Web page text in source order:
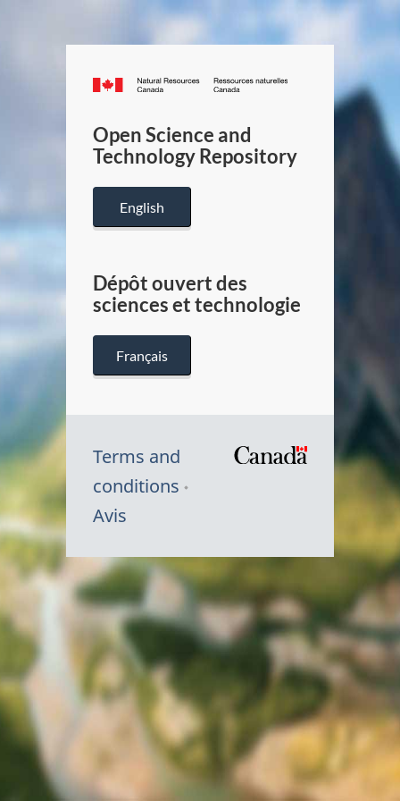
Canada.ca
/
Canada
Open Science and
Technology Repository
English
Dépôt ouvert des
sciences et technologie
Français
Terms and
conditions
Avis
Canada